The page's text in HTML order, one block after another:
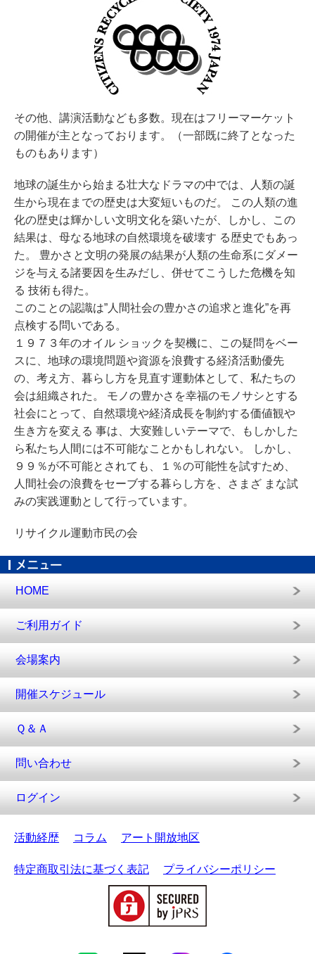
その他、講演活動なども多数。現在はフリーマーケット
の開催が主となっております。（一部既に終了となった
ものもあります）
地球の誕生から始まる壮大なドラマの中では、人類の誕
生から現在までの歴史は大変短いものだ。 この人類の進
化の歴史は輝かしい文明文化を築いたが、しかし、この
結果は、母なる地球の自然環境を破壊す る歴史でもあっ
た。 豊かさと文明の発展の結果が人類の生命系にダメー
ジを与える諸要因を生みだし、併せてこうした危機を知
る 技術も得た。
このことの認識は”人間社会の豊かさの追求と進化”を再
点検する問いである。
１９７３年のオイル ショックを契機に、この疑問をベー
スに、地球の環境問題や資源を浪費する経済活動優先
の、考え方、暮らし方を見直す運動体として、私たちの
会は組織された。 モノの豊かさを幸福のモノサシとする
社会にとって、自然環境や経済成長を制約する価値観や
生き方を変える 事は、大変難しいテーマで、もしかした
ら私たち人間には不可能なことかもしれない。 しかし、
９９％が不可能とされても、１％の可能性を試すため、
人間社会の浪費をセーブする暮らし方を、さまざ まな試
みの実践運動として行っています。
リサイクル運動市民の会
HOME
ご利用ガイド
会場案内
開催スケジュール
Ｑ＆Ａ
問い合わせ
ログイン
活動経歴 コラム アート開放地区
特定商取引法に基づく表記 プライバシーポリシー